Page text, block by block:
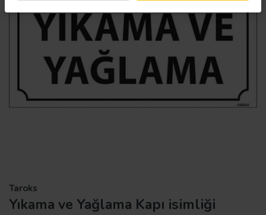
Taroks
Yıkama ve Yağlama Kapı isimliği